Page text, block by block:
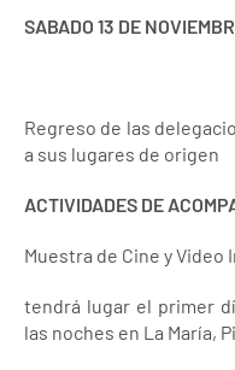
SABADO 13 DE
Regreso de las
a sus lugares de origen
ACTIVIDADES DE
Muestra de Cine y Video
tendrá lugar el primer
las noches en La María,